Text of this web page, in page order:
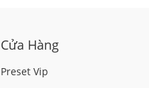
Cửa Hàng
Preset Vip